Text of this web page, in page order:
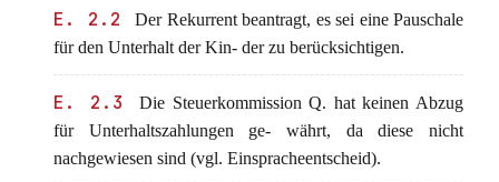
E. 2.2
Der Rekurrent beantragt, es sei eine Pauschale
für den Unterhalt der Kin- der zu berücksichtigen.
E. 2.3
Die Steuerkommission Q. hat keinen Abzug
für Unterhaltszahlungen ge- währt, da diese nicht
nachgewiesen sind (vgl. Einspracheentscheid).